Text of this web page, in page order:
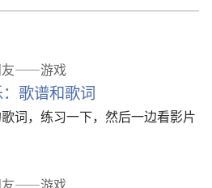
友——游戏
歌谱和歌词
词，练习一下，然后一边看影片
友——游戏